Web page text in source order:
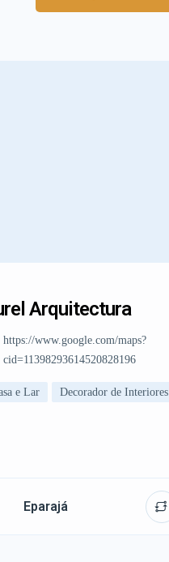
Arquitectura
https://www.google.com/maps?
cid=11398293614520828196
e Lar Decorador de Interiores
Eparajá